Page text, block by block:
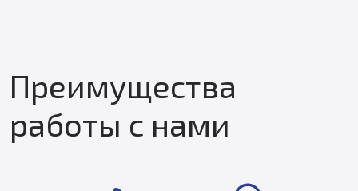
Преимущества
работы с нами